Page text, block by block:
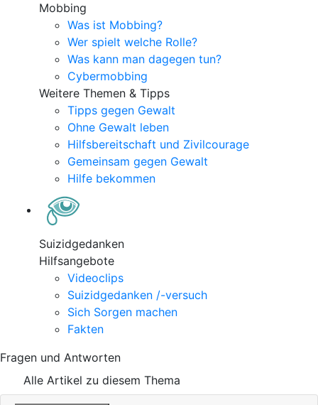
Mobbing
Was ist Mobbing?
Wer spielt welche Rolle?
Was kann man dagegen tun?
Cybermobbing
Weitere Themen & Tipps
Tipps gegen Gewalt
Ohne Gewalt leben
Hilfsbereitschaft und Zivilcourage
Gemeinsam gegen Gewalt
Hilfe bekommen
Suizidgedanken
Hilfsangebote
Videoclips
Suizidgedanken /-versuch
Sich Sorgen machen
Fakten
Fragen und Antworten
Alle Artikel zu diesem Thema